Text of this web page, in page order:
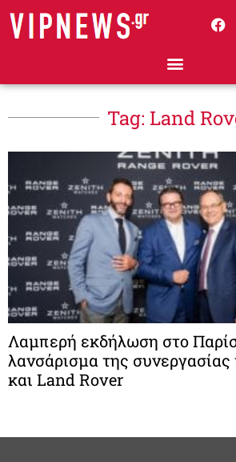
Tag: Land
Λαμπερή εκδήλωση στο
λανσάρισμα της
και Land Rover